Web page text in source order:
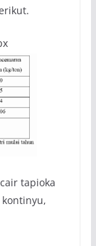
tapioka